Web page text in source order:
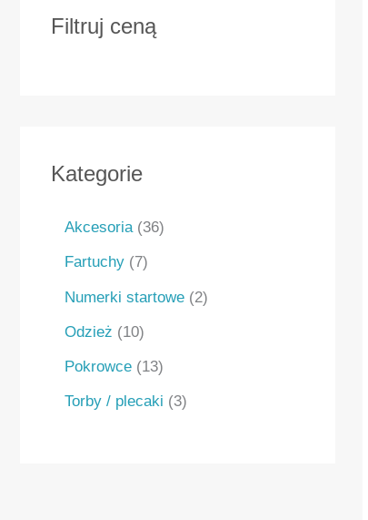
Filtruj ceną
Kategorie
Akcesoria 36
Fartuchy 7
Numerki startowe 2
Odzież 10
Pokrowce 13
Torby / plecaki 3